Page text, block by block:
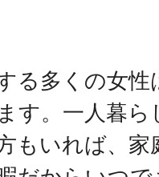
る多くの女
す。一人暮
もいれば、